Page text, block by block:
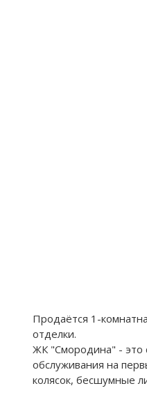
Продаётся 1-
отделки.
ЖК "Смородина" - это
обслуживания на
колясок, бесшумные